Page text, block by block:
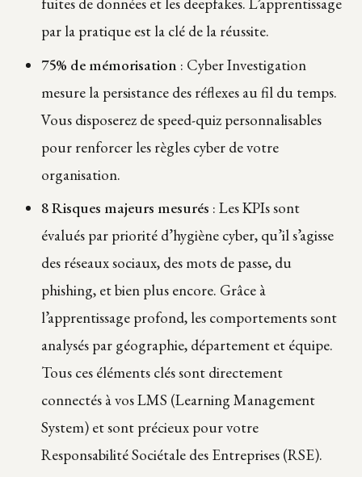
par la pratique est la clé de la réussite.
75% de mémorisation : Cyber Investigation
mesure la persistance des réflexes au fil du temps.
Vous disposerez de speed-quiz personnalisables
pour renforcer les règles cyber de votre
organisation.
8 Risques majeurs mesurés : Les KPIs sont
évalués par priorité d’hygiène cyber, qu’il s’agisse
des réseaux sociaux, des mots de passe, du
phishing, et bien plus encore. Grâce à
l’apprentissage profond, les comportements sont
analysés par géographie, département et équipe.
Tous ces éléments clés sont directement
connectés à vos LMS (Learning Management
System) et sont précieux pour votre
Responsabilité Sociétale des Entreprises (RSE).